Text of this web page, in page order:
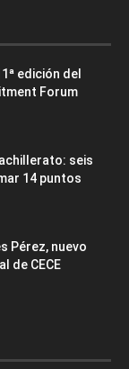
edición del
Forum
seis
14 puntos
Pérez, nuevo
de CECE